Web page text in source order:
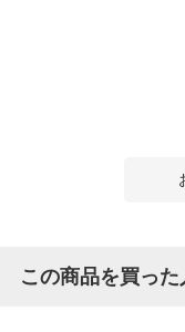
この商品を買っ